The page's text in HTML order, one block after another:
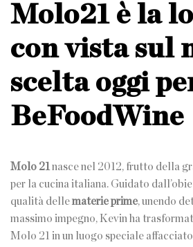
Molo21 è la
con vista sul
scelta oggi
BeFoodWine
Molo 21 nasce nel 2012, frutto della
per la cucina italiana. Guidato
qualità dellematerie prime, unendo
massimo impegno, Kevin ha
Molo 21 in un luogo speciale affacciato